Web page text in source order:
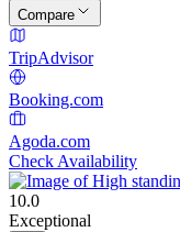
Compare
TripAdvisor
Booking.com
Agoda.com
Check Availability
10.0
Exceptional